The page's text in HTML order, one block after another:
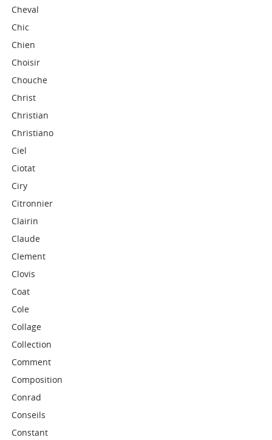
Cheval
Chic
Chien
Choisir
Chouche
Christ
Christian
Christiano
Ciel
Ciotat
Ciry
Citronnier
Clairin
Claude
Clement
Clovis
Coat
Cole
Collage
Collection
Comment
Composition
Conrad
Conseils
Constant